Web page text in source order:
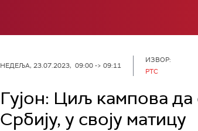
НЕДЕЉА, 23.07.2023, 09:00 -> 09:11
ИЗВОР:
РТС
Гујон: Циљ кампова да
Србију, у своју матицу